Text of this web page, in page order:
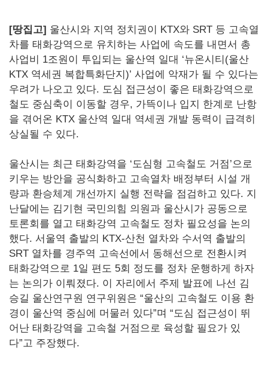
[땅집고] 울산시와 지역 정치권이 KTX와 SRT 등 고속열
차를 태화강역으로 유치하는 사업에 속도를 내면서 총
사업비 1조원이 투입되는 울산역 일대 ‘뉴온시티(울산
KTX 역세권 복합특화단지)’ 사업에 악재가 될 수 있다는
우려가 나오고 있다. 도심 접근성이 좋은 태화강역으로
철도 중심축이 이동할 경우, 가뜩이나 입지 한계로 난항
을 겪어온 KTX 울산역 일대 역세권 개발 동력이 급격히
상실될 수 있다.
울산시는 최근 태화강역을 ‘도심형 고속철도 거점’으로
키우는 방안을 공식화하고 고속열차 배정부터 시설 개
량과 환승체계 개선까지 실행 전략을 점검하고 있다. 지
난달에는 김기현 국민의힘 의원과 울산시가 공동으로
토론회를 열고 태화강역 고속철도 정차 필요성을 논의
했다. 서울역 출발의 KTX-산천 열차와 수서역 출발의
SRT 열차를 경주역 고속선에서 동해선으로 전환시켜
태화강역으로 1일 편도 5회 정도를 정차 운행하게 하자
는 논의가 이뤄졌다. 이 자리에서 주제 발표에 나선 김
승길 울산연구원 연구위원은 “울산의 고속철도 이용 환
경이 울산역 중심에 머물러 있다”며 “도심 접근성이 뛰
어난 태화강역을 고속철 거점으로 육성할 필요가 있
다”고 주장했다.